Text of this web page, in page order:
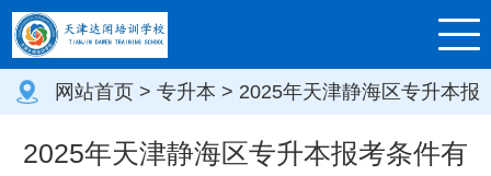
网站首页 > 专升本 > 2025年天津静海区专升本报
考条件有哪些?
2025年天津静海区专升本报考条件有